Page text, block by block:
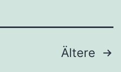
Ältere